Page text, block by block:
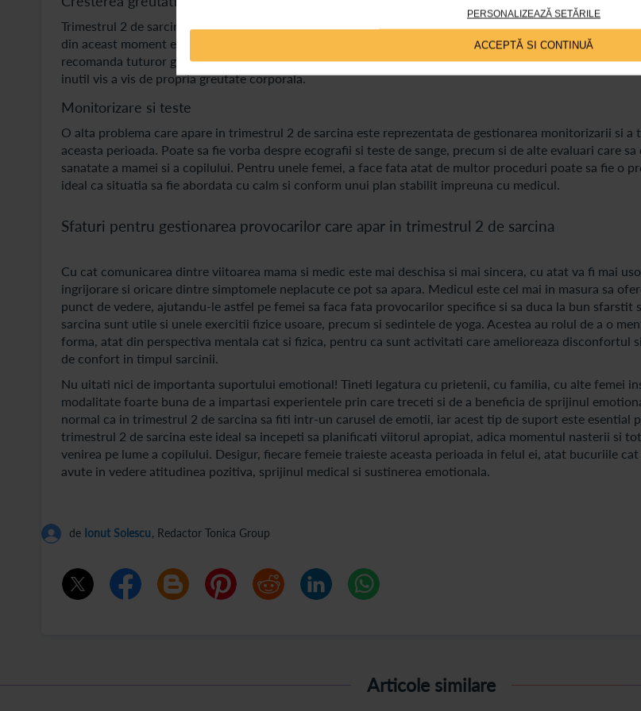
PERSONALIZEAZĂ SETĂRILE
ACCEPTĂ SI CONTINUĂ
Trimestrul 2 de sarcina reprezinta si perioada in care incep sa apara problemele legate de greutatea
din aceast moment este perfect normala, insa poate sa constituie o sursa de ingrijorare pentru unele
recomanda tuturor gravidelor sa aiba in vedere mentinerea unui echilibru sanatos in ceea ce priveste
inutil vis a vis de propria greutate corporala.
Monitorizare si teste
O alta problema care apare in trimestrul 2 de sarcina este reprezentata de gestionarea monitorizarii si a
aceasta perioada. Poate sa fie vorba despre ecografii si teste de sange, precum si de alte evaluari care
sanatate a mamei si a copilului. Pentru unele femei, a face fata atat de multor proceduri poate sa fie o
ideal ca situatia sa fie abordata cu calm si conform unui plan stabilit impreuna cu medicul.
Sfaturi pentru gestionarea provocarilor care apar in trimestrul 2 de sarcina
Cu cat comunicarea dintre viitoarea mama si medic este mai deschisa si mai sincera, cu atat va fi mai
ingrijorare si oricare dintre simptomele neplacute ce pot sa apara. Medicul este cel mai in masura sa
punct de vedere, ajutandu-le astfel pe femei sa faca fata provocarilor specifice si sa duca la bun sfarstit
sarcina sunt utile si unele exercitii fizice usoare, precum si sedintele de yoga. Acestea au rolul de a o
forma, atat din perspectiva mentala cat si fizica, pentru ca sunt activitati care amelioreaza disconfortul
de confort in timpul sarcinii.
Nu uitati nici de importanta suportului emotional! Tineti legatura cu prietenii, cu familia, cu alte femei
modalitate foarte buna de a impartasi experientele prin care treceti si de a beneficia de sprijinul
normal ca in trimestrul 2 de sarcina sa fiti intr-un carusel de emotii, iar acest tip de suport este esential
trimestrul 2 de sarcina este ideal sa incepeti sa planificati viitorul apropiat, adica momentul nasterii si
venirea pe lume a copilului. Desigur, fiecare femeie traieste aceasta perioada in felul ei, atat bucuriile
avute in vedere atitudinea pozitiva, sprijinul medical si sustinerea emotionala.
de Ionut Solescu, Redactor Tonica Group
Articole similare